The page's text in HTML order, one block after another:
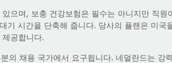
으며, 보충 건강보험은 필수는 아니지만 직원
기 시간을 단축해 줍니다. 당사의 플랜은 미국
공합니다.
의 채용 국가에서 요구됩니다. 네덜란드는 강